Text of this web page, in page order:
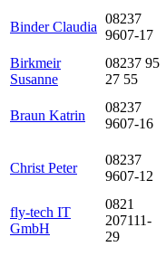
Binder Claudia
08237
9607-17
Birkmeir
Susanne
08237 95
27 55
Braun Katrin
08237
9607-16
Christ Peter
08237
9607-12
fly-tech IT
GmbH
0821
207111-
29